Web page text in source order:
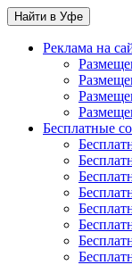
Найти в Уфе
Реклама на
Бесплатные